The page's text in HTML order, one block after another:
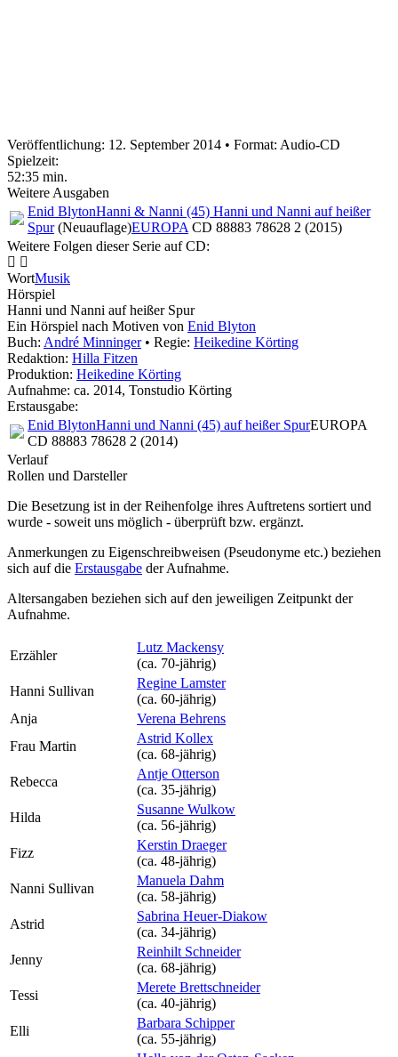
Veröffentlichung: 12. September 2014 • Format: Audio-CD
Spielzeit:
52:35 min.
Weitere Ausgaben
Enid BlytonHanni & Nanni (45) Hanni und Nanni auf heißer
Spur (Neuauflage)EUROPA CD 88883 78628 2 (2015)
Weitere Folgen dieser Serie auf CD:
WortMusik
Hörspiel
Hanni und Nanni auf heißer Spur
Ein Hörspiel nach Motiven von Enid Blyton
Buch: André Minninger• Regie: Heikedine Körting
Redaktion: Hilla Fitzen
Produktion: Heikedine Körting
Aufnahme: ca. 2014, Tonstudio Körting
Erstausgabe:
Enid BlytonHanni und Nanni (45) auf heißer SpurEUROPA
CD 88883 78628 2 (2014)
Verlauf
Rollen und Darsteller
Die Besetzung ist in derReihenfolge ihres Auftretens sortiert und
wurde - soweit uns möglich - überprüft bzw. ergänzt.
Anmerkungen zu Eigenschreibweisen (Pseudonyme etc.) beziehen
sich auf die Erstausgabe der Aufnahme.
Altersangaben beziehen sich auf den jeweiligen Zeitpunkt der
Aufnahme.
Erzähler
Lutz Mackensy
(ca. 70‑jährig)
Hanni Sullivan
Regine Lamster
(ca. 60‑jährig)
Anja
Verena Behrens
Frau Martin
Astrid Kollex
(ca. 68‑jährig)
Rebecca
Antje Otterson
(ca. 35‑jährig)
Hilda
Susanne Wulkow
(ca. 56‑jährig)
Fizz
Kerstin Draeger
(ca. 48‑jährig)
Nanni Sullivan
Manuela Dahm
(ca. 58‑jährig)
Astrid
Sabrina Heuer-Diakow
(ca. 34‑jährig)
Jenny
Reinhilt Schneider
(ca. 68‑jährig)
Tessi
Merete Brettschneider
(ca. 40‑jährig)
Elli
Barbara Schipper
(ca. 55‑jährig)